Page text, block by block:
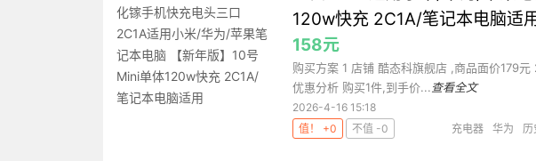
120w快充 2C1A/笔记本电脑适
158元
购买方案 1 店铺 酷态科旗舰店 ,商品面价179
优惠分析 购买1件,到手价... 查看全文
2026-4-16 15:18
值！ +0
不值 -0 充电器 华为 历